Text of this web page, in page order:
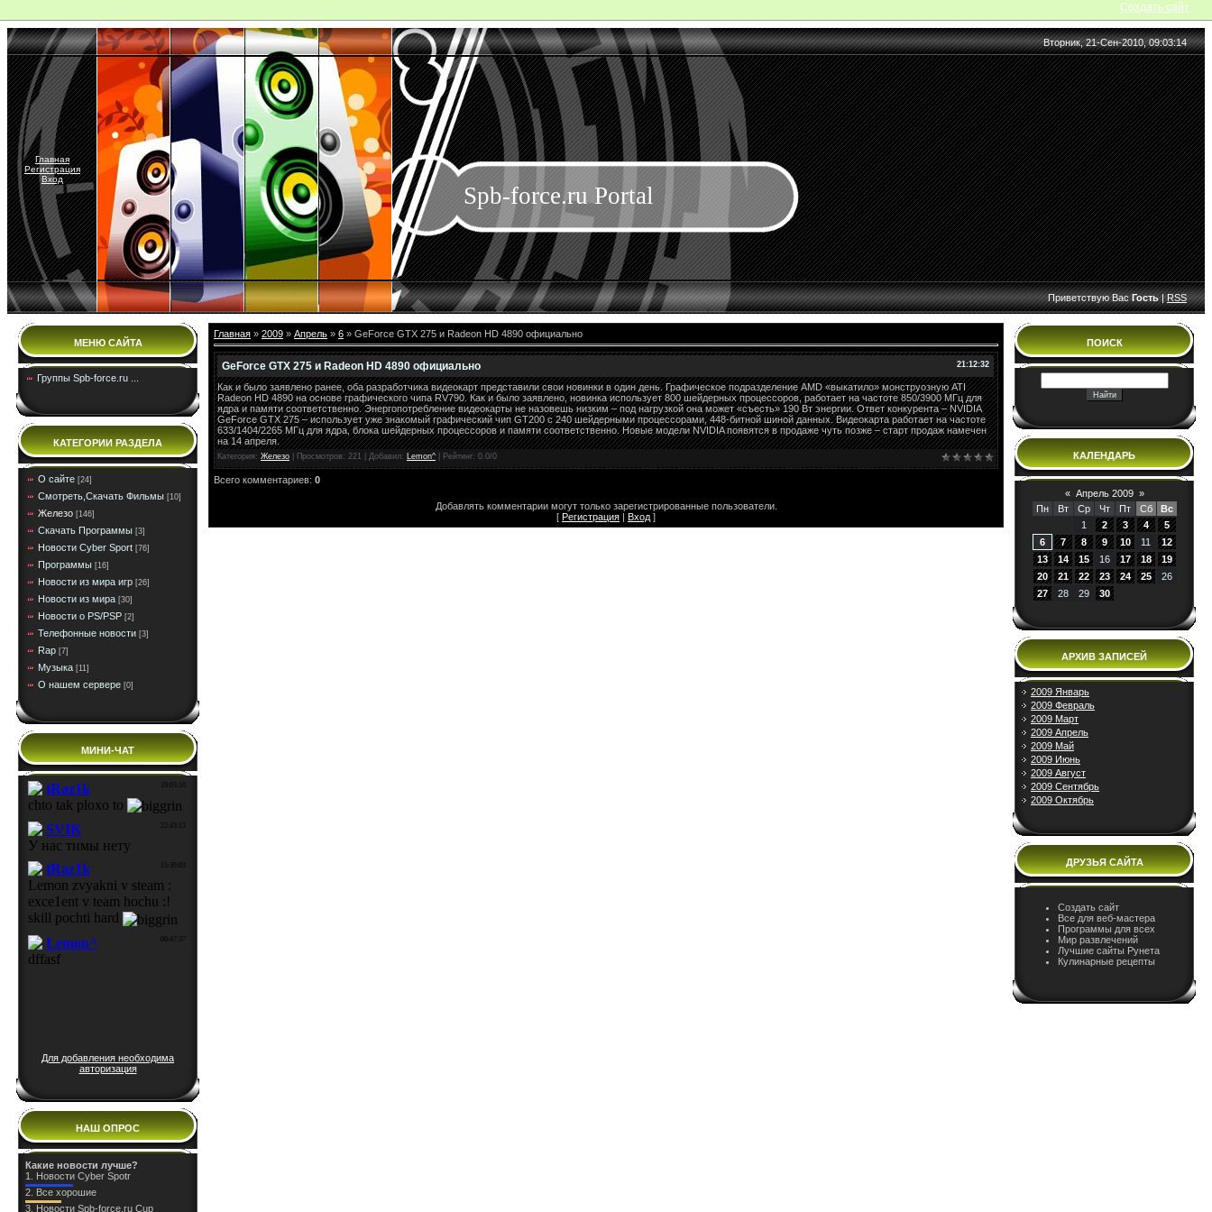
Создать сайт
Вторник, 21-Сен-2010, 09:03:14
Главная
Регистрация
Вход
Spb-force.ru Portal
Приветствую ВасГость|RSS
МЕНЮ САЙТА
Группы Spb-force.ru ...
КАТЕГОРИИ РАЗДЕЛА
О сайте [24]
Смотреть,Скачать Фильмы [10]
Железо [146]
Скачать Программы [3]
Новости Cyber Sport [76]
Программы [16]
Новости из мира игр [26]
Новости из мира [30]
Новости о PS/PSP [2]
Телефонные новости [3]
Rap [7]
Музыка [11]
О нашем сервере [0]
МИНИ-ЧАТ
Для добавления необходима
авторизация
НАШ ОПРОС
Какие новости лучше?
1. Новости Cyber Spotr
2. Все хорошие
3. Новости Spb-force.ru Cup
Главная » 2009 » Апрель » 6 » GeForce GTX 275 и Radeon HD 4890 официально
21:12:32
GeForce GTX 275 и Radeon HD 4890 официально
Как и было заявлено ранее, оба разработчика видеокарт представили свои новинки в один день. Графическое подразделение AMD «выкатило» монструозную ATI
Radeon HD 4890 на основе графического чипа RV790. Как и было заявлено, новинка использует 800 шейдерных процессоров, работает на частоте 850/3900 МГц для
ядра и памяти соответственно. Энергопотребление видеокарты не назовешь низким – под нагрузкой она может «съесть» 190 Вт энергии. Ответ конкурента – NVIDIA
GeForce GTX 275 – использует уже знакомый графический чип GT200 c 240 шейдерными процессорами, 448-битной шиной данных. Видеокарта работает на частоте
633/1404/2265 МГц для ядра, блока шейдерных процессоров и памяти соответственно. Новые модели NVIDIA появятся в продаже чуть позже – старт продаж намечен
на 14 апреля.
Категория: Железо | Просмотров: 221 | Добавил: Lemon^ | Рейтинг: 0.0/0
Всего комментариев: 0
Добавлять комментарии могут только зарегистрированные пользователи.
[ Регистрация | Вход ]
ПОИСК
КАЛЕНДАРЬ
« Апрель 2009 »
Пн
Вт Ср Чт Пт Сб
Вс
1
2 3 4
5
6
7 8 9 10 11
12
13
14 15 16 17 18
19
20
21 22 23 24 25
26
27
28 29 30
АРХИВ ЗАПИСЕЙ
2009 Январь
2009 Февраль
2009 Март
2009 Апрель
2009 Май
2009 Июнь
2009 Август
2009 Сентябрь
2009 Октябрь
ДРУЗЬЯ САЙТА
Создать сайт
Все для веб-мастера
Программы для всех
Мир развлечений
Лучшие сайты Рунета
Кулинарные рецепты